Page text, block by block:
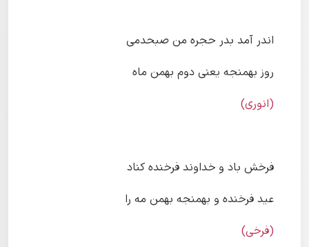
اندر آمد بدر حجره من صبحدمی
روز بهمنجه یعنی دوم بهمن ماه
(انوری)
فرخش باد و خداوند فرخنده کناد
عید فرخنده و بهمنجه بهمن مه را
(فرخی)